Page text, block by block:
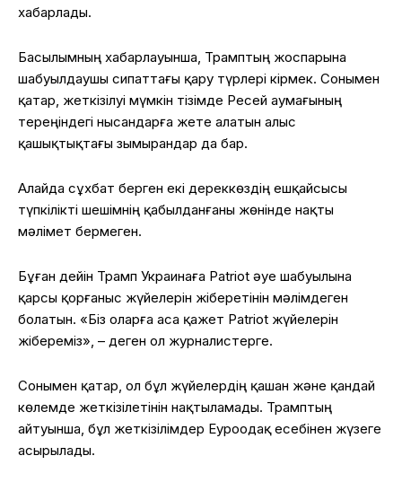
хабарлады.
Басылымның хабарлауынша, Трамптың жоспарына
шабуылдаушы сипаттағы қару түрлері кірмек. Сонымен
қатар, жеткізілуі мүмкін тізімде Ресей аумағының
тереңіндегі нысандарға жете алатын алыс
қашықтықтағы зымырандар да бар.
Алайда сұхбат берген екі дереккөздің ешқайсысы
түпкілікті шешімнің қабылданғаны жөнінде нақты
мәлімет бермеген.
Бұған дейін Трамп Украинаға Patriot әуе шабуылына
қарсы қорғаныс жүйелерін жіберетінін мәлімдеген
болатын. «Біз оларға аса қажет Patriot жүйелерін
жібереміз», – деген ол журналистерге.
Сонымен қатар, ол бұл жүйелердің қашан және қандай
көлемде жеткізілетінін нақтыламады. Трамптың
айтуынша, бұл жеткізілімдер Еуроодақ есебінен жүзеге
асырылады.